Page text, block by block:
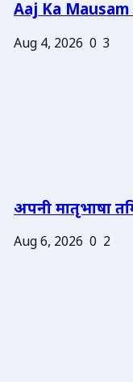
Aaj Ka
Aug 4, 2026 0 3
अपनी मातृभाषा
Aug 6, 2026 0 2